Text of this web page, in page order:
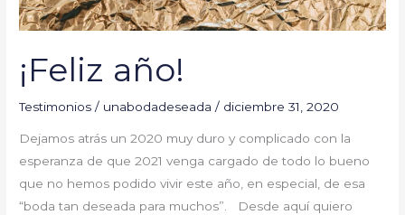
¡Feliz año!
Testimonios / unabodadeseada/ diciembre 31, 2020
Dejamos atrás un 2020 muy duro y complicado con la
esperanza de que 2021 venga cargado de todo lo bueno
que no hemos podido vivir este año, en especial, de esa
“boda tan deseada para muchos”. Desde aquí quiero